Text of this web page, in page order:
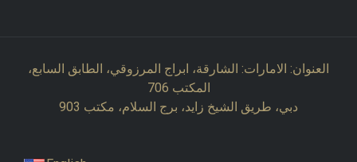
العنوان: الامارات: الشارقة، ابراج المرزوقي، الطابق السابع،
المكتب 706
دبي، طريق الشيخ زايد، برج السلام، مكتب 903